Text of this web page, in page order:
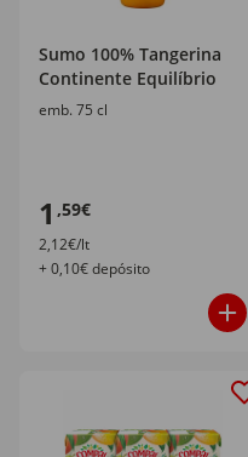
Sumo 100% Tangerina
Continente Equilíbrio
emb. 75 cl
1 ,59€
2,12€/lt
+ 0,10€ depósito